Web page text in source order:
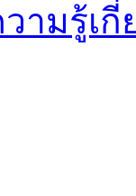
ามรู้เกี่